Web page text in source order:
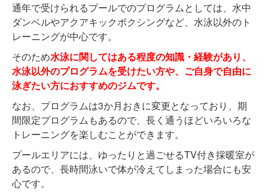
通年で受けられるプールでのプログラムとしては、水中
ダンベルやアクアキックボクシングなど、水泳以外のト
レーニングが中心です。
そのため水泳に関してはある程度の知識・経験があり、
水泳以外のプログラムを受けたい方や、ご自身で自由に
泳ぎたい方におすすめのジムです。
なお、プログラムは3か月おきに変更となっており、期
間限定プログラムもあるので、長く通うほどいろいろな
トレーニングを楽しむことができます。
プールエリアには、ゆったりと過ごせるTV付き採暖室が
あるので、長時間泳いで体が冷えてしまった場合にも安
心です。